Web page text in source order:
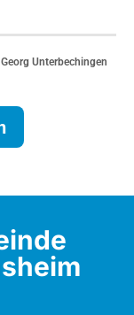
Unterbechingen